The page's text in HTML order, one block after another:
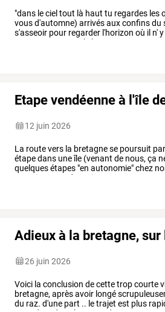
"dans leciel tout là haut tu regardes les
vousd'automne) arrivésauxconfinsdu
s'asseoir pour regarder l'horizon où il n'y
le but
Etape vendéenne à l'île
12 juin 2026
La routevers la bretagnese poursuit par
étapedans uneîle (venant de nous, ça
quelquesétapes "en autonomie"chez
camping
des raisons
Adieux à la bretagne,
26 juin 2026
Voici la conclusion decettetropcourte
bretagne, aprèsavoir longé
du raz. d'une part .. letrajet est plus